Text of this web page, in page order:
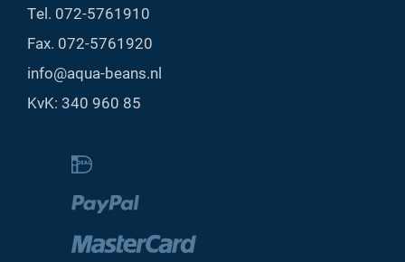
Tel. 072-5761910
Fax. 072-5761920
info@aqua-beans.nl
KvK: 340 960 85